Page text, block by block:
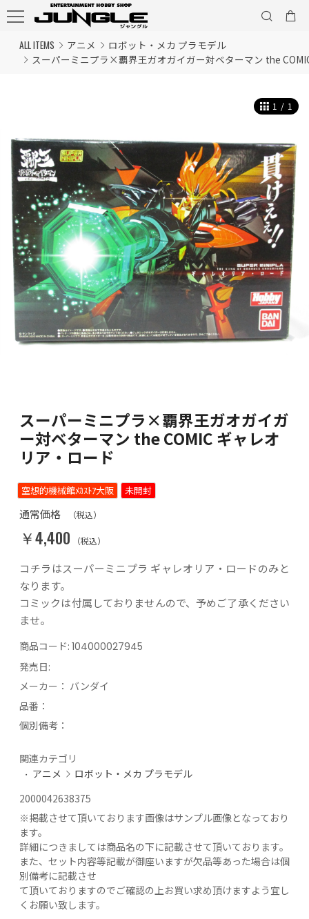
ALL ITEMS アニメ
ロボット・メカ プラモデル
スーパーミニプラ×覇界王ガオガイガー対ベターマン the
1 / 1
スーパーミニプラ×覇界王ガオガイガ
ー対ベターマン the COMIC ギャレオ
リア・ロード
空想的機械館ﾒｶｽﾄｱ大阪 未開封
通常価格 （税込）
￥4,400 （税込）
コチラはスーパーミニプラ ギャレオリア・ロードのみと
なります。
コミックは付属しておりませんので、予めご了承ください
ませ。
商品コード: 104000027945
発売日:
メーカー： バンダイ
品番：
個別備考：
関連カテゴリ
アニメ
ロボット・メカ プラモデル
2000042638375
※掲載させて頂いております画像はサンプル画像となっており
ます。
詳細につきましては商品名の下に記載させて頂いております。
また、セット内容等記載が御座いますが欠品等あった場合は個
別備考に記載させ
て頂いておりますのでご確認の上お買い求め頂けますよう宜し
くお願い致します。